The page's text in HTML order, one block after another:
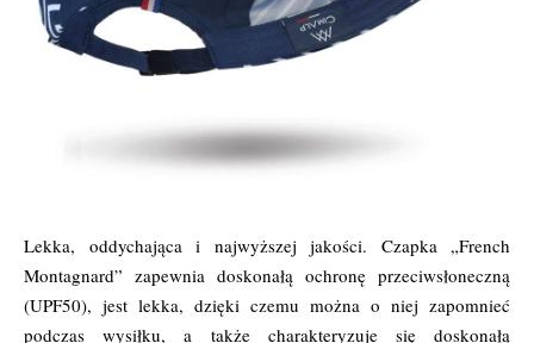
Lekka, oddychająca i najwyższej jakości. Czapka „French
Montagnard” zapewnia doskonałą ochronę przeciwsłoneczną
(UPF50), jest lekka, dzięki czemu można o niej zapomnieć
podczas wysiłku, a także charakteryzuje się doskonałą